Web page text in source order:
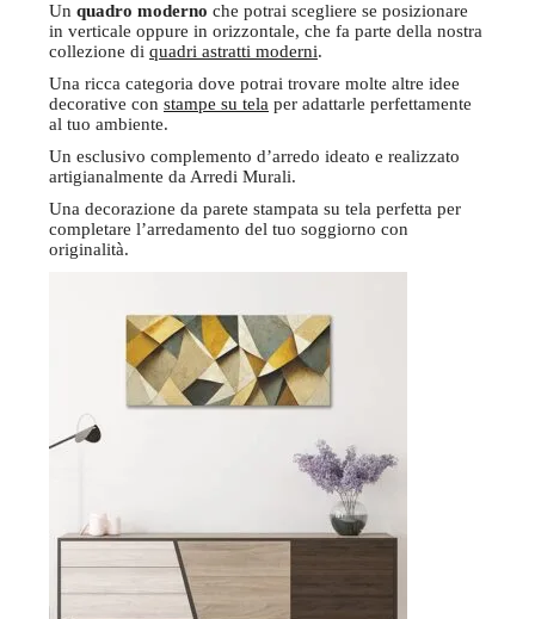
Un quadro moderno che potrai scegliere se posizionare
in verticale oppure in orizzontale, che fa parte della nostra
collezione di quadri astratti moderni.
Una ricca categoria dove potrai trovare molte altre idee
decorative con stampe su tela per adattarle perfettamente
al tuo ambiente.
Un esclusivo complemento d’arredo ideato e realizzato
artigianalmente da Arredi Murali.
Una decorazione da parete stampata su tela perfetta per
completare l’arredamento del tuo soggiorno con
originalità.